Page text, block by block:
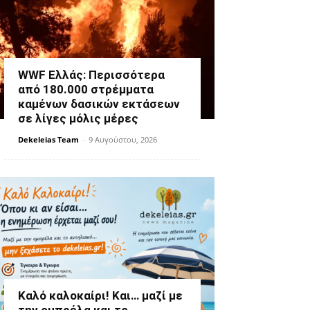
WWF Ελλάς: Περισσότερα
από 180.000 στρέμματα
καμένων δασικών εκτάσεων
σε λίγες μόλις μέρες
Dekeleias Team - 9 Αυγούστου, 2026
Καλό καλοκαίρι! Και… μαζί με